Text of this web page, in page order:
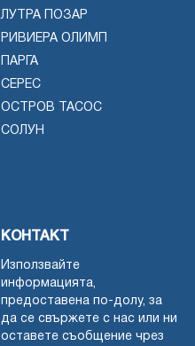
ЛУТРА ПОЗАР
РИВИЕРА ОЛИМП
ПАРГА
СЕРЕС
ОСТРОВ ТАСОС
СОЛУН
КОНТАКТ
Използвайте
информацията,
предоставена по-долу, за
да се свържете с нас или ни
оставете съобщение чрез